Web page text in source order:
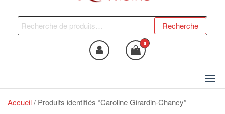
Les Editions de l'Officine
du bien !
Recherche
pour :
Recherche
0
Accueil/ Produits identifiés “Caroline Girardin-Chancy”